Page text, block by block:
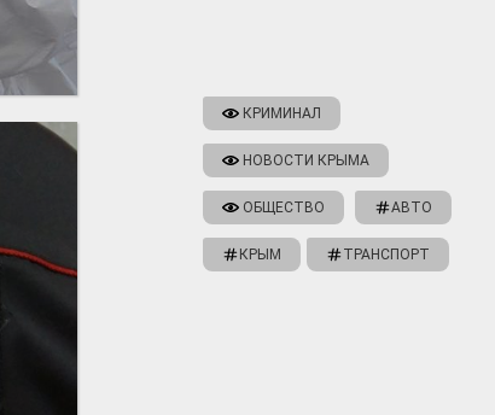
КРИМИНАЛ
НОВОСТИ КРЫМА
ОБЩЕСТВО АВТО
КРЫМ ТРАНСПОРТ